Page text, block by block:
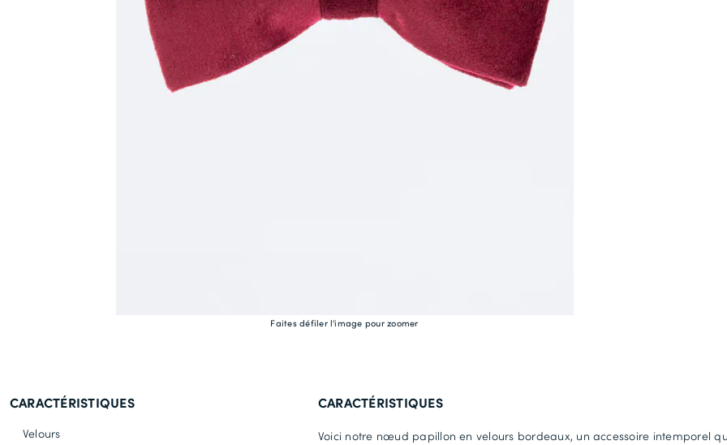
Faites défiler l'image pour zoomer
CARACTÉRISTIQUES
Velours
CARACTÉRISTIQUES
Voici notre nœud papillon en velours bordeaux, un accessoire intemporel